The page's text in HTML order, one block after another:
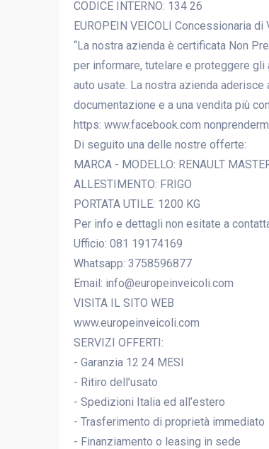
CODICE INTERNO: 134 26
EUROPEIN VEICOLI Concessionaria
“La nostra azienda è certificata Non
per informare, tutelare e proteggere
auto usate. La nostra azienda
documentazione e a una vendita più
https: www.facebook.com
Di seguito una delle nostre offerte:
MARCA - MODELLO: RENAULT
ALLESTIMENTO: FRIGO
PORTATA UTILE: 1200 KG
Per info e dettagli non esitate a
Ufficio: 081 19174169
Whatsapp: 3758596877
Email: info@europeinveicoli.com
VISITA IL SITO WEB
www.europeinveicoli.com
SERVIZI OFFERTI:
- Garanzia 12 24 MESI
- Ritiro dell’usato
- Spedizioni Italia ed all’estero
- Trasferimento di proprietà immediato
- Finanziamento o leasing in sede